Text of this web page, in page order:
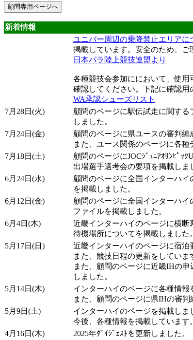
新着情報
ユニバー周辺の乗降禁止エリアに
掲載しています。安全のため、ご
日本パラ陸上競技連盟より
各種競技会参加ににおいて、使用
確認してください。下記に確認用
WA承認シューズリスト
7月28日(火)
顧問のページに駅伝試走に関する
しました。
7月24日(金)
顧問のページに県ユースの審判編
また、ユース関係のページに各種
7月18日(土)
顧問のページにJOCｼﾞｭﾆｱｵﾘﾝﾋﾟｯｸ
出場選手選考会の要項を掲載しま
6月24日(水)
顧問のページに全国インターハイ
を掲載しました。
6月12日(金)
顧問のページに全国インターハイ
ファイルを掲載しました。
6月4日(木)
近畿インターハイのページに横断
待機場所についてを掲載しました。
5月17日(日)
近畿インターハイのページに宿泊
また、競技日程の更新をしていま
また、顧問のページに近畿IHの
しました。
5月14日(木)
インターハイのページに各種情報
また、顧問のページに県IHの審判
5月9日(土)
インターハイのページを掲載しま
今後、各種情報を掲載しています。
4月16日(木)
2025年ﾀﾞｲｼﾞｪｽﾄを更新しました。